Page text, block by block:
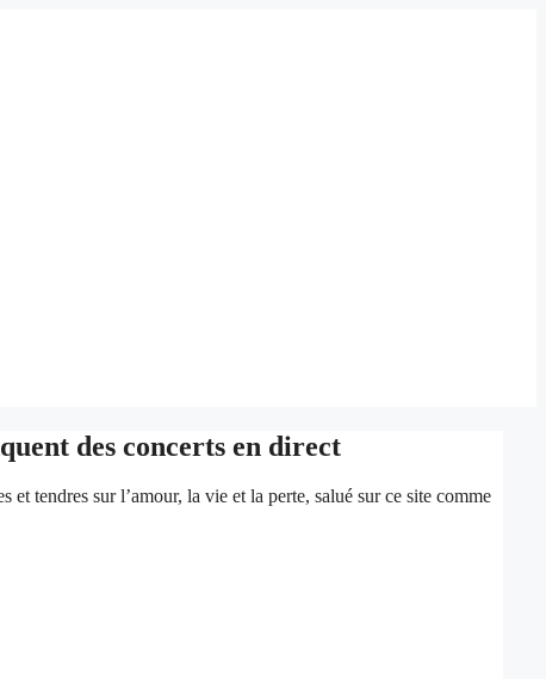
des concerts en direct
tendres sur l’amour, la vie et la perte, salué sur ce site comme